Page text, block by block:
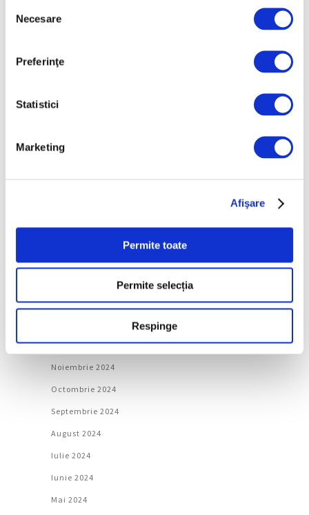
consimțământului
Necesare
Preferinţe
Statistici
Marketing
Afişare
Permite toate
Permite selecția
Respinge
Ianuarie 2026
Noiembrie 2025
Septembrie 2025
Februarie 2025
Decembrie 2024
Noiembrie 2024
Octombrie 2024
Septembrie 2024
August 2024
Iulie 2024
Iunie 2024
Mai 2024